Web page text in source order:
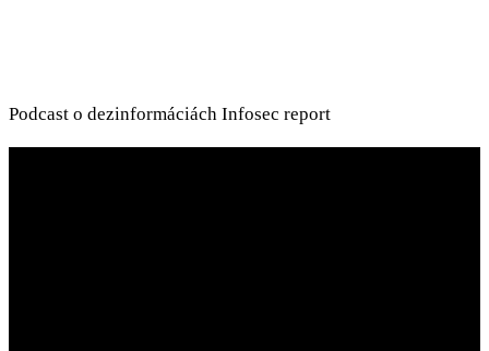
Podcast o dezinformáciách Infosec report